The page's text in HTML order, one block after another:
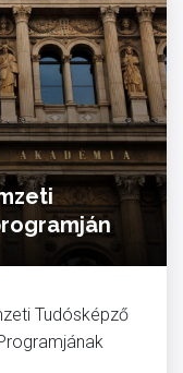
Tudósképző